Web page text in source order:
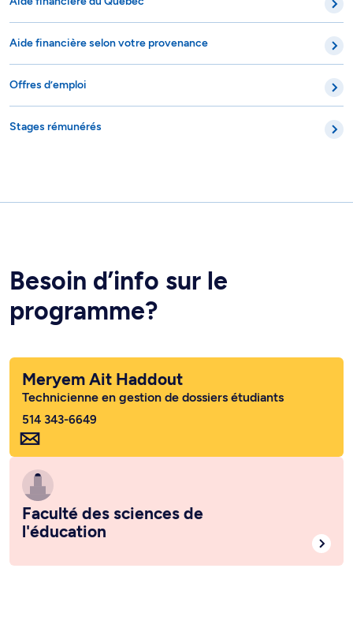
Aide financière selon votre provenance
Offres d’emploi
Stages rémunérés
Besoin d’info sur le
programme?
Meryem Ait Haddout
Technicienne en gestion de dossiers étudiants
514 343-6649
Faculté des sciences de
l'éducation